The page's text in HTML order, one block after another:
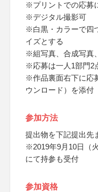
※プリントでの応募
※デジタル撮影可
※白黒・カラーで四
イズとする
※組写真、合成写真
※応募は一人1部門2
※作品裏面右下に応
ウンロード）を添付
参加方法
提出物を下記提出先
※2019年9月10日（
にて持参も受付
参加資格